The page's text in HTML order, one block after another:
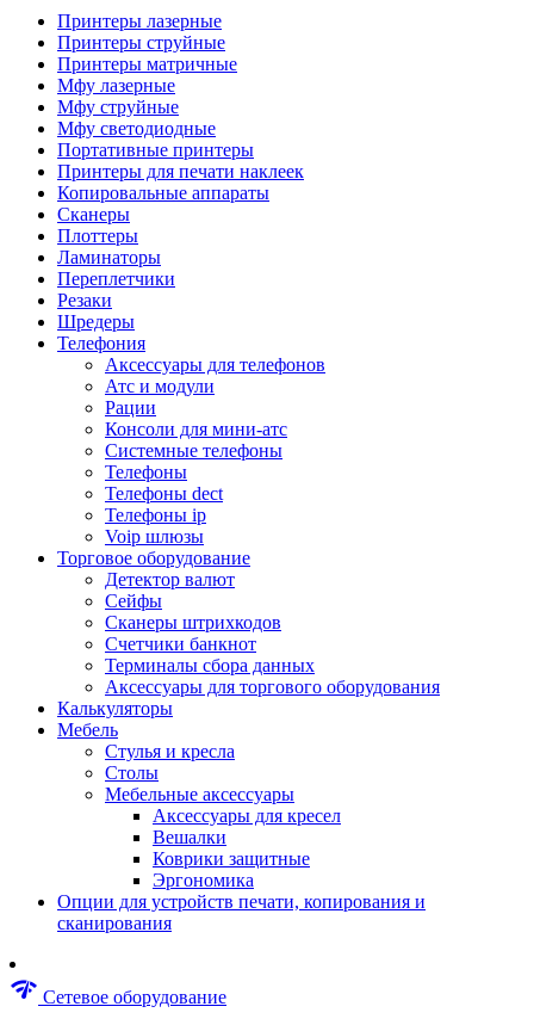
Камеры для видеоконференцсвязи
Аксессуары для видеоконференцсвязи
Системы безопасности и умный дом
Комплекты видеонаблюдения
Мониторы и видеостены
Регистраторы
Замки
Терминалы доступа
Охранно-пожарная сигнализация
Коннекторы и розетки
Инструмент и садовая техника
Электро и пневмоинструмент
Аксессуары для пневмоинструментов
Гайковерты пневматические
Инструмент измерительный
Краскораспылители пневматические
Наборы пневматические
Пистолеты пневматические
Шуруповерты
Дрели
Лобзики
Перфораторы
Шлифмашины
Наборы инструментов
Пилы
Пылесосы строительные
Принтеры лазерные
Принтеры струйные
Принтеры матричные
Мфу лазерные
Мфу струйные
Мфу светодиодные
Портативные принтеры
Принтеры для печати наклеек
Копировальные аппараты
Сканеры
Плоттеры
Ламинаторы
Переплетчики
Резаки
Шредеры
Телефония
Аксессуары для телефонов
Атс и модули
Рации
Консоли для мини-атс
Системные телефоны
Телефоны
Телефоны dect
Телефоны ip
Voip шлюзы
Торговое оборудование
Детектор валют
Сейфы
Сканеры штрихкодов
Счетчики банкнот
Терминалы сбора данных
Аксессуары для торгового оборудования
Калькуляторы
Мебель
Стулья и кресла
Столы
Мебельные аксессуары
Аксессуары для кресел
Вешалки
Коврики защитные
Эргономика
Опции для устройств печати, копирования и
сканирования
network_check Сетевое оборудование